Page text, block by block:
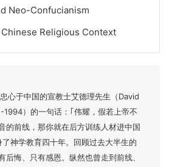
Neo-Confucianism
Religious Context
心于中国的宣教士艾德理先生（David
1994）的一句话：｢伟耀，假若上帝不
的前线，那你就在后方训练人材进中国
神学教育四十年。回顾过去大半生的
后悔、只有感恩。纵然也曾走到前线、